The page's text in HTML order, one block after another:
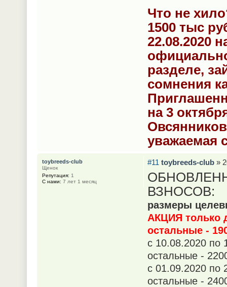
Что не
1500 тыс
22.08.2020
разделе,
сомнения
на 3
уважаемая
#11 toybreeds-club»
ВЗНОСОВ:
размеры
АКЦИЯ только
остальные -
с 10.08.2020 по
остальные -
с 01.09.2020 по
остальные -
toybreeds-club
Щенок
Репутация: 1
С нами: 7 лет 1 месяц